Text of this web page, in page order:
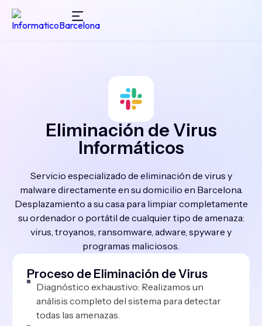
Eliminación de Virus
Informáticos
Servicio especializado de eliminación de virus y
malware directamente en su domicilio en Barcelona.
Desplazamiento a su casa para limpiar completamente
su ordenador o portátil de cualquier tipo de amenaza:
virus, troyanos, ransomware, adware, spyware y
programas maliciosos.
Proceso de Eliminación de Virus
Diagnóstico exhaustivo: Realizamos un
análisis completo del sistema para detectar
todas las amenazas.